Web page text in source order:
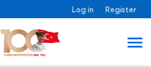
Log in Register